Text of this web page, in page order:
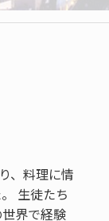
、料理に情
生徒たち
界で経験